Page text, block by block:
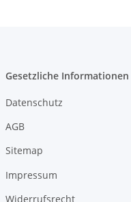
Gesetzliche Informationen
Datenschutz
AGB
Sitemap
Impressum
Widerrufsrecht